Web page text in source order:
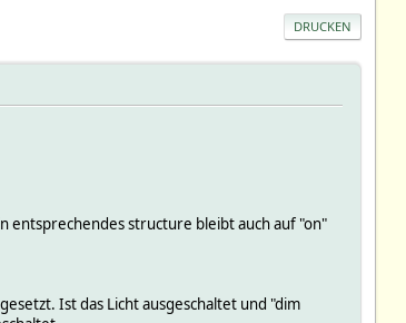
DRUCKEN
entsprechendes structure bleibt auch auf "on"
Ist das Licht ausgeschaltet und "dim